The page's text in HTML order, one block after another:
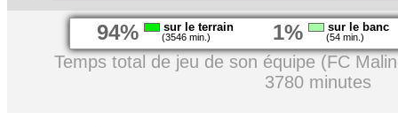
94% sur le terrain
(3546 min.) 1% sur le banc
(54 min.)
Temps total de jeu de son équipe (FC
3780 minutes